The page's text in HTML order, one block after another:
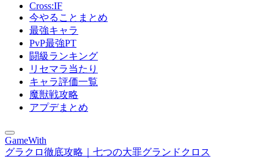
Cross:IF
今やることまとめ
最強キャラ
PvP最強PT
闘級ランキング
リセマラ当たり
キャラ評価一覧
魔獣戦攻略
アプデまとめ
GameWith
グラクロ徹底攻略｜七つの大罪グランドクロス